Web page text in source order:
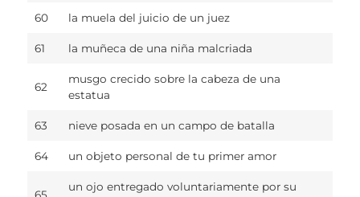
60 la muela del juicio de un juez
61 la muñeca de una niña malcriada
62
musgo crecido sobre la cabeza de una
estatua
63 nieve posada en un campo de batalla
64 un objeto personal de tu primer amor
65
un ojo entregado voluntariamente por su